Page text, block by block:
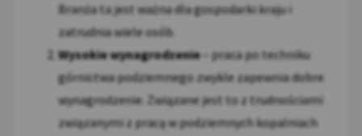
Branża ta jest ważna dla gospodarki kraju i
zatrudnia wiele osób.
Wysokie wynagrodzenie– praca po techniku
górnictwa podziemnego zwykle zapewnia dobre
wynagrodzenie. Związane jest to z trudnościami
związanymi z pracą w podziemnych kopalniach